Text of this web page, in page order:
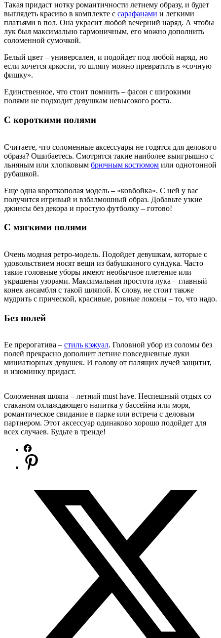
Такая придаст нотку романтичности летнему образу, и будет
выглядеть красиво в комплекте с сарафанами и легкими
платьями в пол. Она украсит любой вечерний наряд. А чтобы
лук был максимально гармоничным, его можно дополнить
соломенной сумочкой.
Белый цвет – универсален, и подойдет под любой наряд, но
если хочется яркости, то шляпу можно превратить в «сочную
фишку».
Единственное, что стоит помнить – фасон с широкими
полями не подходит девушкам невысокого роста.
С короткими полями
Считаете, что соломенные аксессуары не годятся для делового
образа? Ошибаетесь. Смотрятся такие наиболее выигрышно с
льняным или хлопковым брючным костюмом или однотонной
рубашкой.
Еще одна короткополая модель – «ковбойка». С ней у вас
получится игривый и взбалмошный образ. Добавьте узкие
джинсы без декора и простую футболку – готово!
С мягкими полями
Очень модная ретро-модель. Подойдет девушкам, которые с
удовольствием носят вещи из бабушкиного сундука. Часто
такие головные уборы имеют необычное плетение или
украшены узорами. Максимальная простота лука – главный
конек ансамбля с такой шляпой. К слову, не стоит также
мудрить с прической, красивые, ровные локоны – то, что надо.
Без полей
Ее прерогатива ‒ стиль кэжуал. Головной убор из соломы без
полей прекрасно дополнит летние повседневные луки
миниатюрных девушек. И голову от палящих лучей защитит,
и изюминку придаст.
Соломенная шляпа – летний must have. Неспешный отдых со
стаканом охлаждающего напитка у бассейна или моря,
романтическое свидание в парке или встреча с деловым
партнером. Этот аксессуар одинаково хорошо подойдет для
всех случаев. Будьте в тренде!